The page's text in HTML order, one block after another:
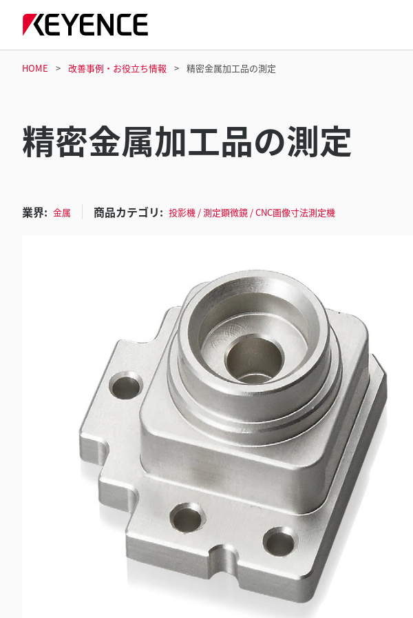
HOME 改善事例・お役立ち情報 精密金属加工品の測定
精密金属加工品の測定
業界: 金属 商品カテゴリ: 投影機 / 測定顕微鏡 / CNC画像寸法測定機